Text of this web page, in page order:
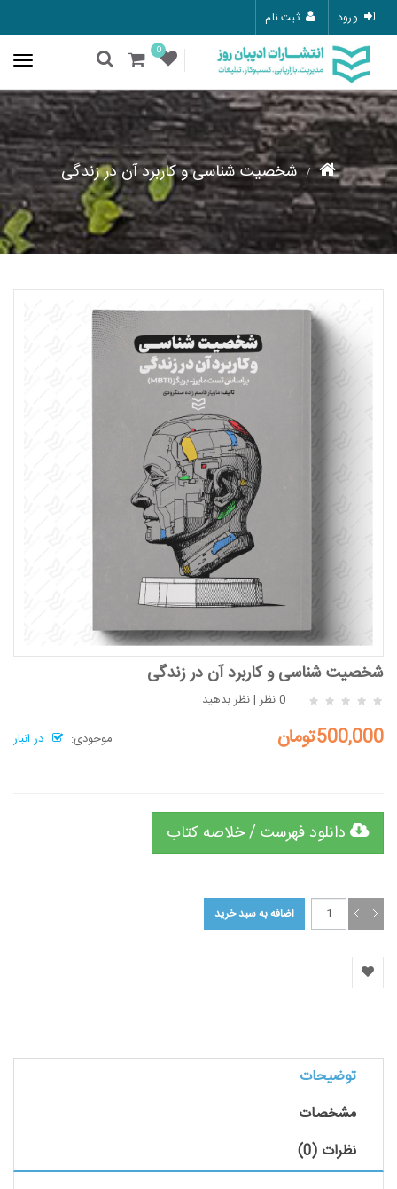
ورود ثبت نام
0
شخصیت شناسی و کاربرد آن در زندگی
شخصیت شناسی و کاربرد آن در زندگی
0 نظر |نظر بدهید
موجودی:
در انبار 500,000تومان
دانلود فهرست / خلاصه کتاب
توضیحات
مشخصات
نظرات (0)